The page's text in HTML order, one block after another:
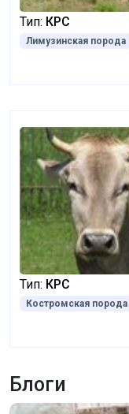
Тип: КРС
Лимузинская порода
Тип: КРС
Костромская порода
Блоги